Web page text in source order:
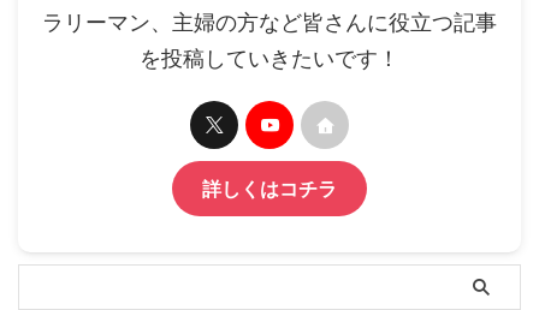
ラリーマン、主婦の方など皆さんに役立つ記事
を投稿していきたいです！
詳しくはコチラ